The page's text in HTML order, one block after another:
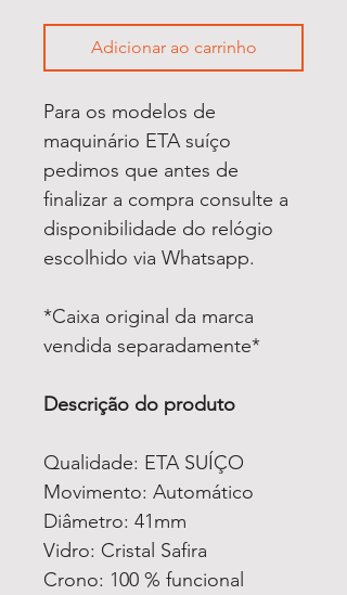
Adicionar ao carrinho
Para os modelos de
maquinário ETA suíço
pedimos que antes de
finalizar a compra consulte a
disponibilidade do relógio
escolhido via Whatsapp.
*Caixa original da marca
vendida separadamente*
Descrição do produto
Qualidade: ETA SUÍÇO
Movimento: Automático
Diâmetro: 41mm
Vidro: Cristal Safira
Crono: 100 % funcional